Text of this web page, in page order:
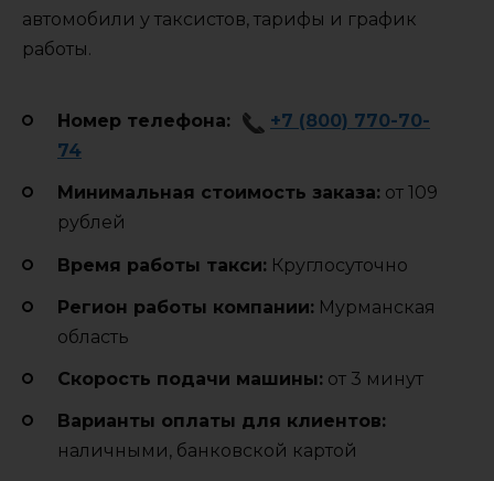
автомобили у таксистов, тарифы и график
работы.
Номер телефона:
+7 (800) 770-70-
74
Минимальная стоимость заказа: от 109
рублей
Время работы такси: Круглосуточно
Регион работы компании: Мурманская
область
Cкорость подачи машины: от 3 минут
Варианты оплаты для клиентов:
наличными, банковской картой